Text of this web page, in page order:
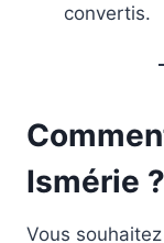
convertis.
Ismérie ?
Vous